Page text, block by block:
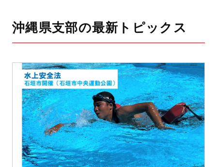
沖縄県支部の最新トピックス